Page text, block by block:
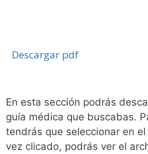
Descargar pdf
En esta sección podrás
guía médica que buscabas.
tendrás que seleccionar en
vez clicado, podrás ver el